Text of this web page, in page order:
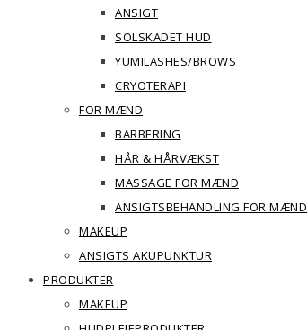
ANSIGT
SOLSKADET HUD
YUMILASHES/BROWS
CRYOTERAPI
FOR MÆND
BARBERING
HÅR & HÅRVÆKST
MASSAGE FOR MÆND
ANSIGTSBEHANDLING FOR MÆND
MAKEUP
ANSIGTS AKUPUNKTUR
PRODUKTER
MAKEUP